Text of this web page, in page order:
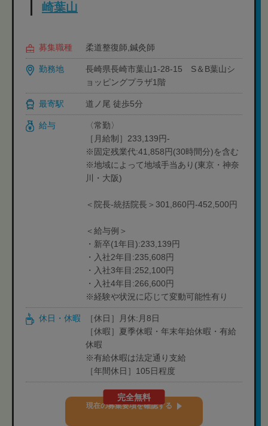
崎葉山
募集職種 柔道整復師,鍼灸師
勤務地
長崎県長崎市葉山1-28-15 S＆B葉山シ
ョッピングプラザ1階
最寄駅 道ノ尾 徒歩5分
給与
〈常勤〉
［月給制］233,139円-
※固定残業代:41,858円(30時間分)を含む
※地域によって地域手当あり(東京・神奈
川・大阪)
＜院長-統括院長＞301,860円-452,500円
＜給与例＞
・新卒(1年目):233,139円
・入社2年目:235,608円
・入社3年目:252,100円
・入社4年目:266,600円
※経験や状況に応じて変動可能性有り
休日・休暇
［休日］月休:月8日
［休暇］夏季休暇・年末年始休暇・有給
休暇
※有給休暇は法定通り支給
［年間休日］105日程度
完全無料
現在の募集要項を確認する